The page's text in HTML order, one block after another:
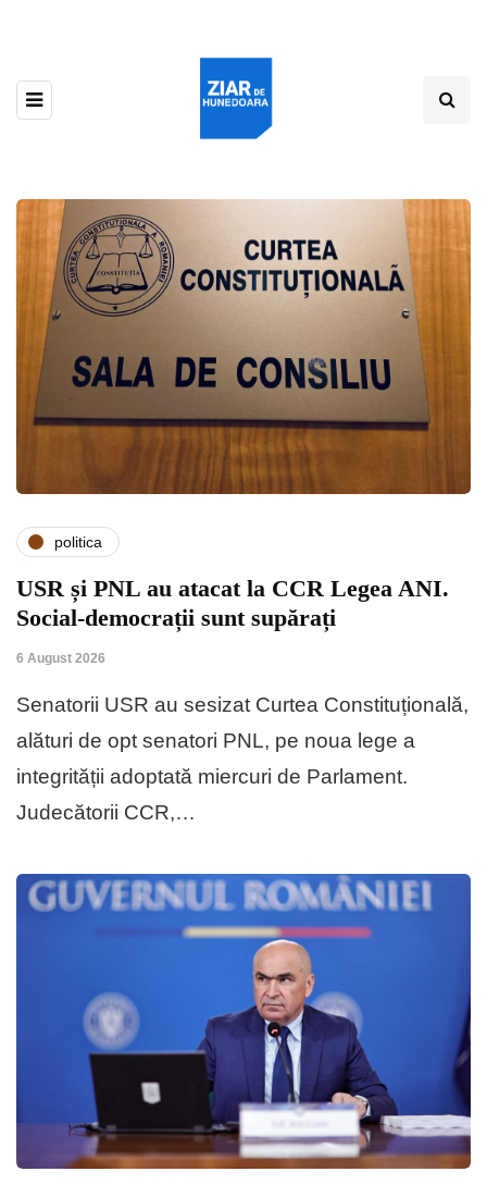
politica
USR și PNL au atacat la CCR Legea ANI.
Social-democrații sunt supărați
6 August 2026
Senatorii USR au sesizat Curtea Constituțională,
alături de opt senatori PNL, pe noua lege a
integrității adoptată miercuri de Parlament.
Judecătorii CCR,…